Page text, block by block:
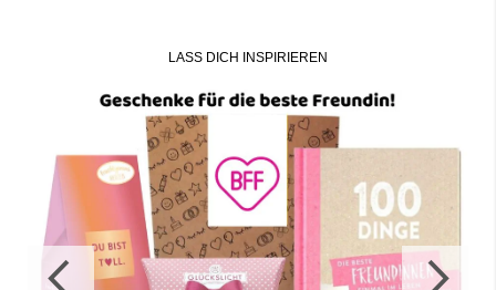
LASS DICH INSPIRIEREN